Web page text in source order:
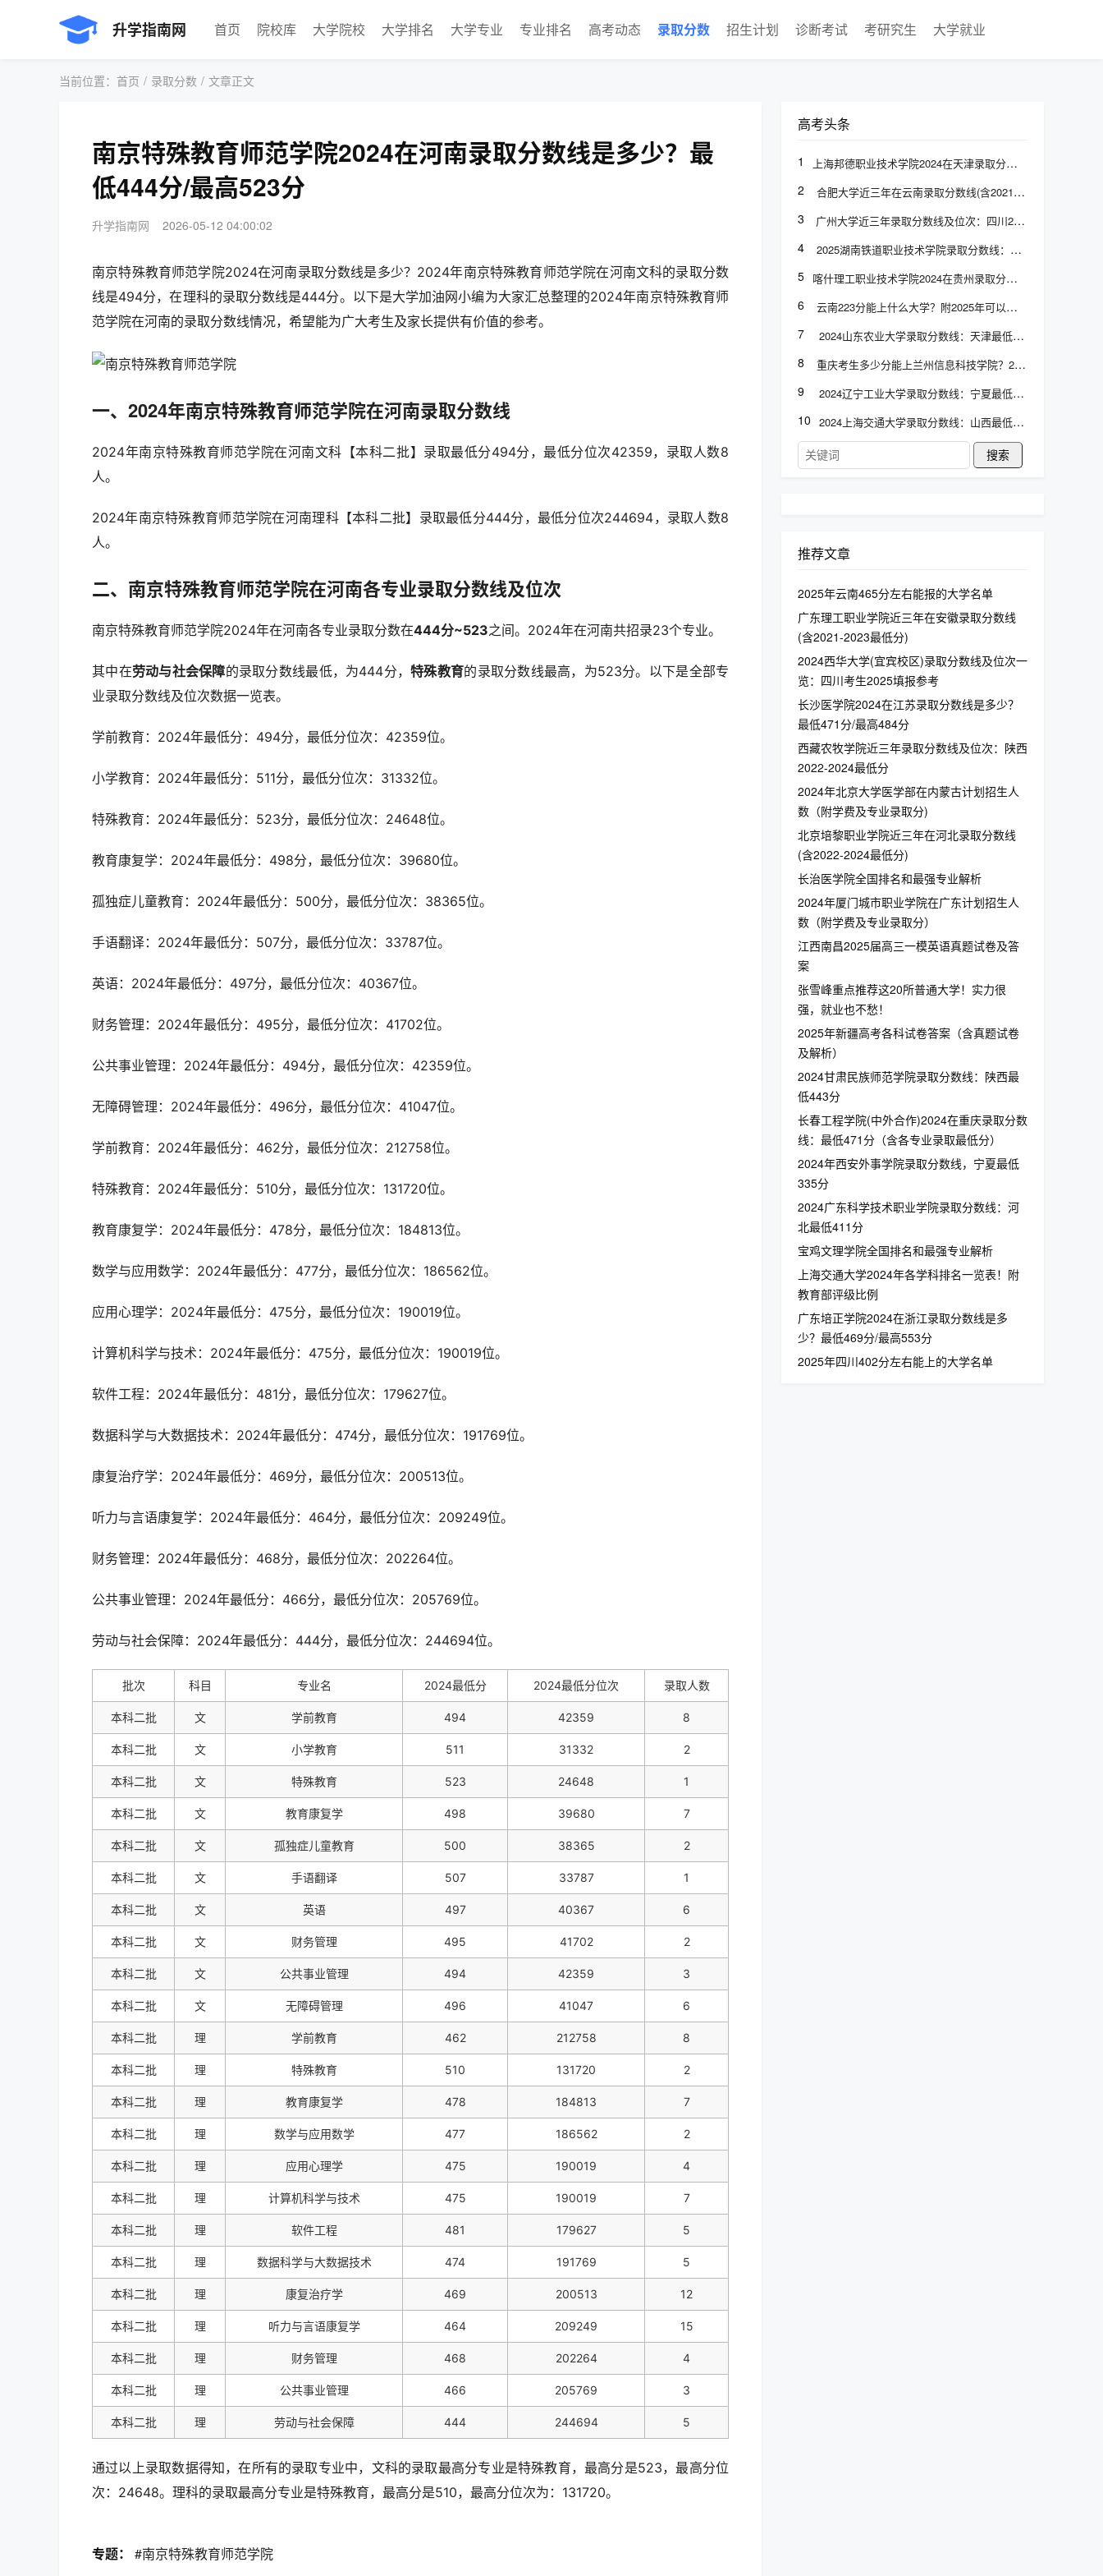
升学指南网 首页 院校库 大学院校 大学排名 大学专业 专业排名 高考动态 录取分数 招生计划 诊断考试 考研究生 大学就业
当前位置： 首页 / 录取分数 / 文章正文
南京特殊教育师范学院2024在河南录取分数线是多少？最
低444分/最高523分
升学指南网 2026-05-12 04:00:02
南京特殊教育师范学院2024在河南录取分数线是多少？2024年南京特殊教育师范学院在河南文科的录取分数
线是494分，在理科的录取分数线是444分。以下是大学加油网小编为大家汇总整理的2024年南京特殊教育师
范学院在河南的录取分数线情况，希望能为广大考生及家长提供有价值的参考。
一、2024年南京特殊教育师范学院在河南录取分数线
2024年南京特殊教育师范学院在河南文科【本科二批】录取最低分494分，最低分位次42359，录取人数8
人。
2024年南京特殊教育师范学院在河南理科【本科二批】录取最低分444分，最低分位次244694，录取人数8
人。
二、南京特殊教育师范学院在河南各专业录取分数线及位次
南京特殊教育师范学院2024年在河南各专业录取分数在444分~523之间。2024年在河南共招录23个专业。
其中在劳动与社会保障的录取分数线最低，为444分，特殊教育的录取分数线最高，为523分。以下是全部专
业录取分数线及位次数据一览表。
学前教育：2024年最低分：494分，最低分位次：42359位。
小学教育：2024年最低分：511分，最低分位次：31332位。
特殊教育：2024年最低分：523分，最低分位次：24648位。
教育康复学：2024年最低分：498分，最低分位次：39680位。
孤独症儿童教育：2024年最低分：500分，最低分位次：38365位。
手语翻译：2024年最低分：507分，最低分位次：33787位。
英语：2024年最低分：497分，最低分位次：40367位。
财务管理：2024年最低分：495分，最低分位次：41702位。
公共事业管理：2024年最低分：494分，最低分位次：42359位。
无障碍管理：2024年最低分：496分，最低分位次：41047位。
学前教育：2024年最低分：462分，最低分位次：212758位。
特殊教育：2024年最低分：510分，最低分位次：131720位。
教育康复学：2024年最低分：478分，最低分位次：184813位。
数学与应用数学：2024年最低分：477分，最低分位次：186562位。
应用心理学：2024年最低分：475分，最低分位次：190019位。
计算机科学与技术：2024年最低分：475分，最低分位次：190019位。
软件工程：2024年最低分：481分，最低分位次：179627位。
数据科学与大数据技术：2024年最低分：474分，最低分位次：191769位。
康复治疗学：2024年最低分：469分，最低分位次：200513位。
听力与言语康复学：2024年最低分：464分，最低分位次：209249位。
财务管理：2024年最低分：468分，最低分位次：202264位。
公共事业管理：2024年最低分：466分，最低分位次：205769位。
劳动与社会保障：2024年最低分：444分，最低分位次：244694位。
批次 科目 专业名 2024最低分 2024最低分位次 录取人数
本科二批 文 学前教育 494 42359 8
本科二批 文 小学教育 511 31332 2
本科二批 文 特殊教育 523 24648 1
本科二批 文 教育康复学 498 39680 7
本科二批 文 孤独症儿童教育 500 38365 2
本科二批 文 手语翻译 507 33787 1
本科二批 文 英语 497 40367 6
本科二批 文 财务管理 495 41702 2
本科二批 文 公共事业管理 494 42359 3
本科二批 文 无障碍管理 496 41047 6
本科二批 理 学前教育 462 212758 8
本科二批 理 特殊教育 510 131720 2
本科二批 理 教育康复学 478 184813 7
本科二批 理 数学与应用数学 477 186562 2
本科二批 理 应用心理学 475 190019 4
本科二批 理 计算机科学与技术 475 190019 7
本科二批 理 软件工程 481 179627 5
本科二批 理 数据科学与大数据技术 474 191769 5
本科二批 理 康复治疗学 469 200513 12
本科二批 理 听力与言语康复学 464 209249 15
本科二批 理 财务管理 468 202264 4
本科二批 理 公共事业管理 466 205769 3
本科二批 理 劳动与社会保障 444 244694 5
通过以上录取数据得知，在所有的录取专业中，文科的录取最高分专业是特殊教育，最高分是523，最高分位
次：24648。理科的录取最高分专业是特殊教育，最高分是510，最高分位次为：131720。
专题： #南京特殊教育师范学院
高考头条
1
上海邦德职业技术学院2024在天津录取分数线是多少？最低145分/最高174分
2
合肥大学近三年在云南录取分数线(含2021-2023最低分)
3
广州大学近三年录取分数线及位次：四川2022-2024最低分
4
2025湖南铁道职业技术学院录取分数线：山东最低413分
5
喀什理工职业技术学院2024在贵州录取分数线是多少？最低181分/最高347分
6
云南223分能上什么大学？附2025年可以报考的大学名单
7
2024山东农业大学录取分数线：天津最低519分
8
重庆考生多少分能上兰州信息科技学院？2025最低432分
9
2024辽宁工业大学录取分数线：宁夏最低424分
10
2024上海交通大学录取分数线：山西最低634分
搜索
推荐文章
2025年云南465分左右能报的大学名单
广东理工职业学院近三年在安徽录取分数线
(含2021-2023最低分)
2024西华大学(宜宾校区)录取分数线及位次一
览：四川考生2025填报参考
长沙医学院2024在江苏录取分数线是多少？
最低471分/最高484分
西藏农牧学院近三年录取分数线及位次：陕西
2022-2024最低分
2024年北京大学医学部在内蒙古计划招生人
数（附学费及专业录取分)
北京培黎职业学院近三年在河北录取分数线
(含2022-2024最低分)
长治医学院全国排名和最强专业解析
2024年厦门城市职业学院在广东计划招生人
数（附学费及专业录取分）
江西南昌2025届高三一模英语真题试卷及答
案
张雪峰重点推荐这20所普通大学！实力很
强，就业也不愁！
2025年新疆高考各科试卷答案（含真题试卷
及解析）
2024甘肃民族师范学院录取分数线：陕西最
低443分
长春工程学院(中外合作)2024在重庆录取分数
线：最低471分（含各专业录取最低分）
2024年西安外事学院录取分数线，宁夏最低
335分
2024广东科学技术职业学院录取分数线：河
北最低411分
宝鸡文理学院全国排名和最强专业解析
上海交通大学2024年各学科排名一览表！附
教育部评级比例
广东培正学院2024在浙江录取分数线是多
少？最低469分/最高553分
2025年四川402分左右能上的大学名单